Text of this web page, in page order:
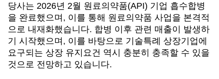
당사는 2026년 2월 원료의약품(API) 기업 흡수합병
을 완료했으며, 이를 통해 원료의약품 사업을 본격적
으로 내재화했습니다. 합병 이후 관련 매출이 발생하
기 시작했으며, 이를 바탕으로 기술특례 상장기업에
요구되는 상장 유지요건 역시 충분히 충족할 수 있을
것으로 전망하고 있습니다.